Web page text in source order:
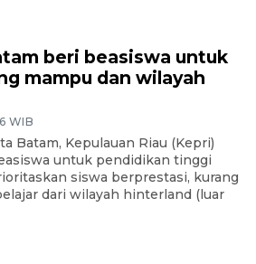
beri beasiswa untuk
mampu dan wilayah
WIB
Batam, Kepulauan Riau (Kepri)
untuk pendidikan tinggi
siswa berprestasi, kurang
dari wilayah hinterland (luar